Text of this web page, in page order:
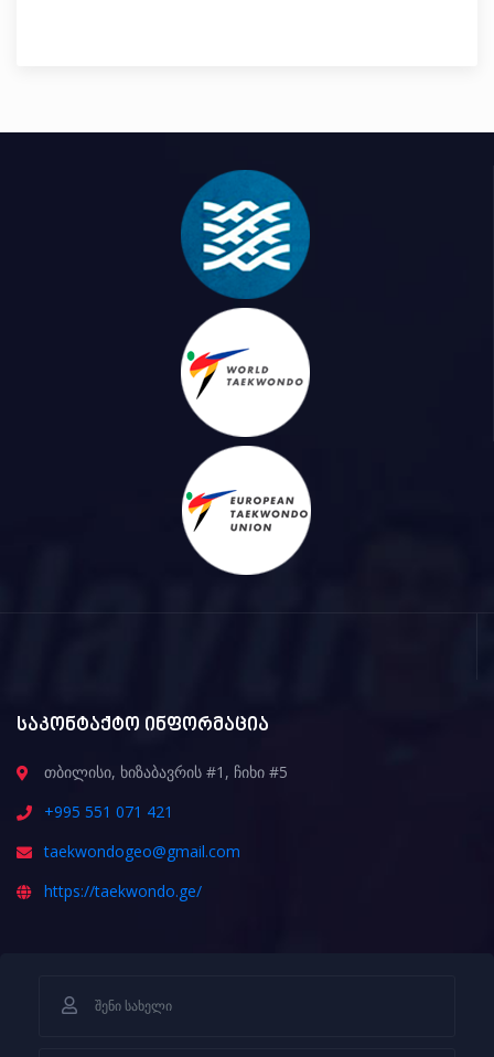
საკონტაქტო ინფორმაცია
თბილისი, ხიზაბავრის #1, ჩიხი #5
+995 551 071 421
taekwondogeo@gmail.com
https://taekwondo.ge/